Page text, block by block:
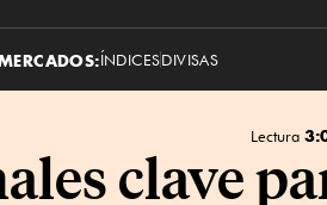
ÍNDICESDIVISAS
Lectura
clave